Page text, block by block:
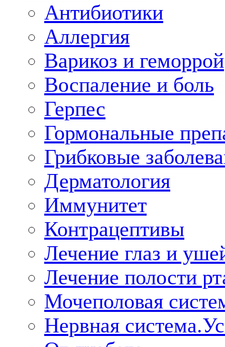
Антибиотики
Аллергия
Варикоз и геморрой
Воспаление и боль
Герпес
Гормональные
Грибковые
Дерматология
Иммунитет
Контрацептивы
Лечение глаз и
Лечение полости
Мочеполовая
Нервная